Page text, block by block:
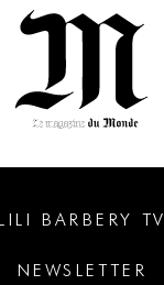
BARBERY TV
NEWSLETTER